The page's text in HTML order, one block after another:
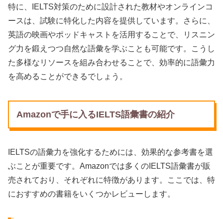
特に、IELTS対策のために設計された教材やオンラインコ
ースは、試験に特化した内容を提供しています。さらに、
英語の映画やポッドキャストを活用することで、リスニン
グ力を鍛えつつ自然な語彙を学ぶことも可能です。こうし
た多様なリソースを組み合わせることで、効率的に語彙力
を高めることができるでしょう。
Amazonで手に入るIELTS語彙書の紹介
IELTSの語彙力を強化するためには、効果的な参考書を選
ぶことが重要です。Amazonでは多くのIELTS語彙書が販
売されており、それぞれに特徴があります。ここでは、特
におすすめの書籍をいくつかレビューします。